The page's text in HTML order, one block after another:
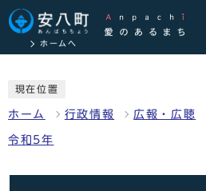
ホームへ
現在位置
ホーム 行政情報 広報・広聴
令和5年